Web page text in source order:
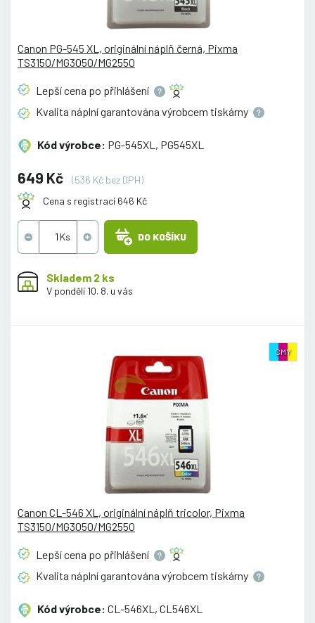
Canon PG-545 XL, originální náplň černá, Pixma
TS3150/MG3050/MG2550
Lepší cena po přihlášení
Kvalita náplní garantována výrobcem tiskárny
Kód výrobce: PG-545XL, PG545XL
649 Kč
(536 Kč bez DPH)
Cena s registrací 646 Kč
DO KOŠÍKU
Skladem 2 ks
V pondělí 10. 8. u vás
CMY
Canon CL-546 XL, originální náplň tricolor, Pixma
TS3150/MG3050/MG2550
Lepší cena po přihlášení
Kvalita náplní garantována výrobcem tiskárny
Kód výrobce: CL-546XL, CL546XL